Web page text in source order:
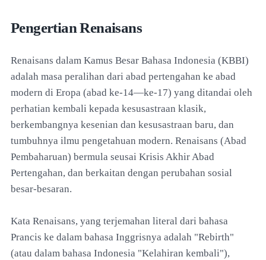
Pengertian Renaisans
Renaisans dalam Kamus Besar Bahasa Indonesia (KBBI)
adalah masa peralihan dari abad pertengahan ke abad
modern di Eropa (abad ke-14—ke-17) yang ditandai oleh
perhatian kembali kepada kesusastraan klasik,
berkembangnya kesenian dan kesusastraan baru, dan
tumbuhnya ilmu pengetahuan modern. Renaisans (Abad
Pembaharuan) bermula seusai Krisis Akhir Abad
Pertengahan, dan berkaitan dengan perubahan sosial
besar-besaran.
Kata Renaisans, yang terjemahan literal dari bahasa
Prancis ke dalam bahasa Inggrisnya adalah "Rebirth"
(atau dalam bahasa Indonesia "Kelahiran kembali"),